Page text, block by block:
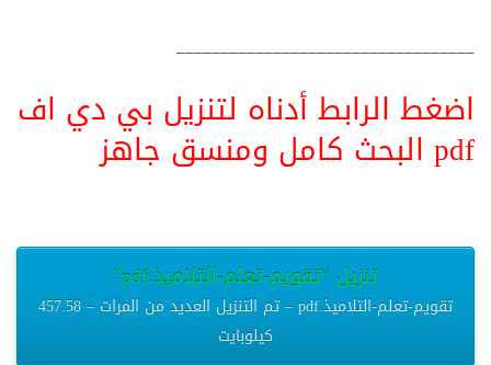
__________________________________
اضغط الرابط أدناه لتنزيل بي دي اف
pdf البحث كامل ومنسق جاهز
تنزيل “تقويم-تعلم-التلاميذ.pdf”
تقويم-تعلم-التلاميذ.pdf – تم التنزيل العديد من المرات – 457.58
كيلوبايت